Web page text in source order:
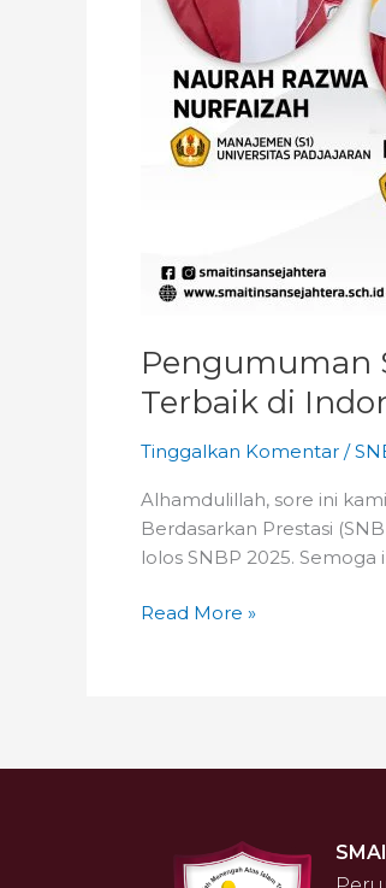
Pengumuman
Terbaik di
Tinggalkan Komentar /
Alhamdulillah, sore ini
Berdasarkan Prestasi
lolos SNBP 2025.
Read More »